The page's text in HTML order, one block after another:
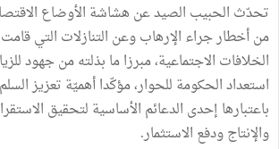
تحدّث الحبيب الصيد عن هشاشة الأوضاع
من أخطار جراء الإرهاب وعن التنازلات التي
الخلافات الاجتماعية، مبرزا ما بذلته من جهود
استعداد الحكومة للحوار، مؤكّدا أهميّة تعزيز
باعتبارها إحدى الدعائم الأساسية لتحقيق
والإنتاج ودفع الاستثمار.